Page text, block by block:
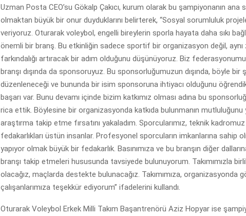
Uzman Posta CEO’su Gökalp Çakıcı, kurum olarak bu şampiyonanın ana
olmaktan büyük bir onur duyduklarını belirterek, “Sosyal sorumluluk
veriyoruz. Oturarak voleybol, engelli bireylerin sporla hayata daha sıkı
önemli bir branş. Bu etkinliğin sadece sportif bir organizasyon değil,
farkındalığı artıracak bir adım olduğunu düşünüyoruz. Biz
branşı dışında da sponsoruyuz. Bu sponsorluğumuzun dışında, böyle bir
düzenleneceği ve bununda bir isim sponsoruna ihtiyacı olduğunu
başarı var. Bunu devamı içinde bizim katkımız olması adına bu
rica ettik. Böylesine bir organizasyonda katkıda bulunmanın mutluluğunu
araştırma takip etme fırsatını yakaladım. Sporcularımız, teknik
fedakarlıkları üstün insanlar. Profesyonel sporcuların imkanlarına sahip
yapıyor olmak büyük bir fedakarlık. Basınımıza ve bu branşın diğer
branşı takip etmeleri hususunda tavsiyede bulunuyorum. Takımımızla
olacağız, maçlarda destekte bulunacağız. Takımımıza, organizasyonda
çalışanlarımıza teşekkür ediyorum” ifadelerini kullandı.
Oturarak Voleybol Erkek Milli Takım Başantrenörü Aziz Hopyar ise